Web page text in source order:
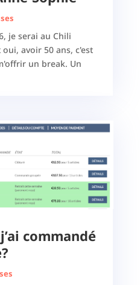
je serai au Chili
avoir 50 ans, c'est
un break. Un
commandé